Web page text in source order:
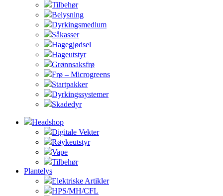
Tilbehør
Belysning
Dyrkingsmedium
Såkasser
Hagegjødsel
Hageutstyr
Grønnsaksfrø
Frø – Microgreens
Startpakker
Dyrkingssystemer
Skadedyr
Headshop
Digitale Vekter
Røykeutstyr
Vape
Tilbehør
Plantelys
Elektriske Artikler
HPS/MH/CFL